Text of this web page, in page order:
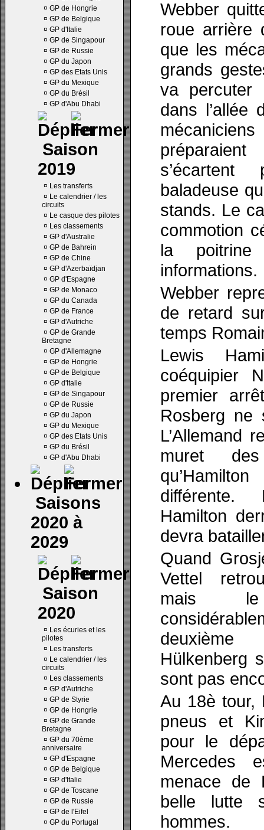
¤ GP de Hongrie
¤ GP de Belgique
¤ GP d'Italie
¤ GP de Singapour
¤ GP de Russie
¤ GP du Japon
¤ GP des Etats Unis
¤ GP du Mexique
¤ GP du Brésil
¤ GP d'Abu Dhabi
Saison
2019
¤ Les transferts
¤ Le calendrier / les
circuits
¤ Le casque des pilotes
¤ Les classements
¤ GP d'Australie
¤ GP de Bahrein
¤ GP de Chine
¤ GP d'Azerbaïdjan
¤ GP d'Espagne
¤ GP de Monaco
¤ GP du Canada
¤ GP de France
¤ GP d'Autriche
¤ GP de Grande
Bretagne
¤ GP d'Allemagne
¤ GP de Hongrie
¤ GP de Belgique
¤ GP d'Italie
¤ GP de Singapour
¤ GP de Russie
¤ GP du Japon
¤ GP du Mexique
¤ GP des Etats Unis
¤ GP du Brésil
¤ GP d'Abu Dhabi
Saisons
2020 à
2029
Saison
2020
¤ Les écuries et les
pilotes
¤ Les transferts
¤ Le calendrier / les
circuits
¤ Les classements
¤ GP d'Autriche
¤ GP de Styrie
¤ GP de Hongrie
¤ GP de Grande
Bretagne
¤ GP du 70ème
anniversaire
¤ GP d'Espagne
¤ GP de Belgique
¤ GP d'Italie
¤ GP de Toscane
¤ GP de Russie
¤ GP de l'Eifel
¤ GP du Portugal
Webber
roue arrière
que les
grands
va percuter
dans l’allée
baladeuse
stands. Le
commotion
la
informations.
Webber
de retard
temps
Lewis
coéquipier
premier
Rosberg ne
L’Allemand
muret
différente.
Hamilton
devra
Quand
Vettel
mais le
Hülkenberg
sont pas
Au 18è tour,
pneus et
pour le
Mercedes
menace de
belle lutte
hommes.